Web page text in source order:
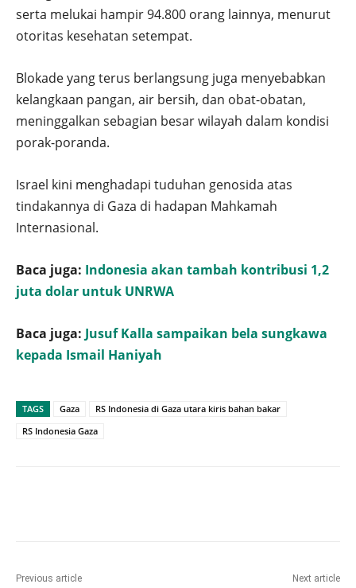
serta melukai hampir 94.800 orang lainnya, menurut
otoritas kesehatan setempat.
Blokade yang terus berlangsung juga menyebabkan
kelangkaan pangan, air bersih, dan obat-obatan,
meninggalkan sebagian besar wilayah dalam kondisi
porak-poranda.
Israel kini menghadapi tuduhan genosida atas
tindakannya di Gaza di hadapan Mahkamah
Internasional.
Baca juga: Indonesia akan tambah kontribusi 1,2
juta dolar untuk UNRWA
Baca juga: Jusuf Kalla sampaikan bela sungkawa
kepada Ismail Haniyah
TAGS Gaza
RS Indonesia di Gaza utara kiris bahan bakar
RS Indonesia Gaza
Previous article Next article